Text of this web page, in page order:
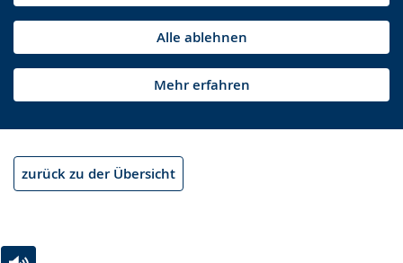
Alle ablehnen
Mehr erfahren
zurück zu der Übersicht